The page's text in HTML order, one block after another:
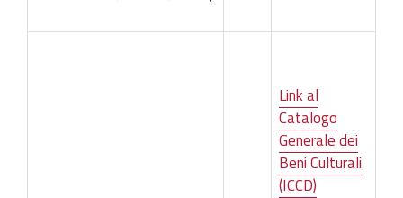
Link al
Catalogo
Generale dei
Beni Culturali
(ICCD)